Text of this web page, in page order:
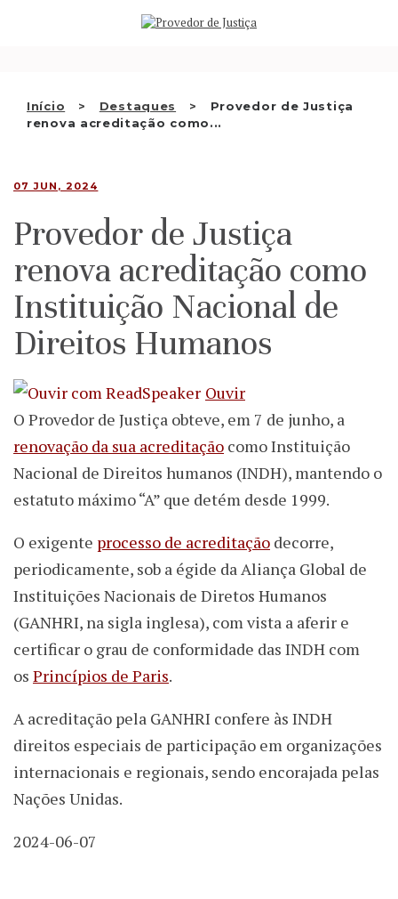
Início Destaques
Provedor de Justiça
renova acreditação como...
QUEM SOMOS
RECOMENDAÇÕES E OUTRAS
DECISÕES
PT
07 JUN, 2024
Provedor de Justiça
renova acreditação como
Instituição Nacional de
Direitos Humanos
Ouvir
O Provedor de Justiça obteve, em 7 de junho, a
renovação da sua acreditação como Instituição
Nacional de Direitos humanos (INDH), mantendo o
estatuto máximo “A” que detém desde 1999.
O exigente processo de acreditação decorre,
periodicamente, sob a égide da Aliança Global de
Instituições Nacionais de Diretos Humanos
(GANHRI, na sigla inglesa), com vista a aferir e
certificar o grau de conformidade das INDH com
os Princípios de Paris.
A acreditação pela GANHRI confere às INDH
direitos especiais de participação em organizações
internacionais e regionais, sendo encorajada pelas
Nações Unidas.
2024-06-07